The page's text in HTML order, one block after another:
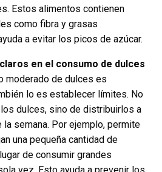
Estos alimentos contienen
como fibra y grasas
a evitar los picos de azúcar.
en el consumo de dulces
moderado de dulces es
lo es establecer límites. No
dulces, sino de distribuirlos a
la semana. Por ejemplo, permite
una pequeña cantidad de
de consumir grandes
vez. Esto ayuda a prevenir los